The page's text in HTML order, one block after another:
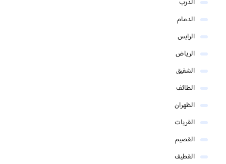
الدرب
الدمام
الرايس
الرياض
الشقيق
الطائف
الظهران
القريات
القصيم
القطيف